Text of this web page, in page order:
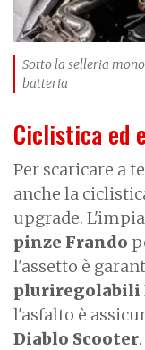
Sotto la selleria
batteria
Ciclistica ed
Per scaricare a
anche la
upgrade.
pinze Frando
l'assetto è
pluriregolabili
l'asfalto è
Diablo Scooter.